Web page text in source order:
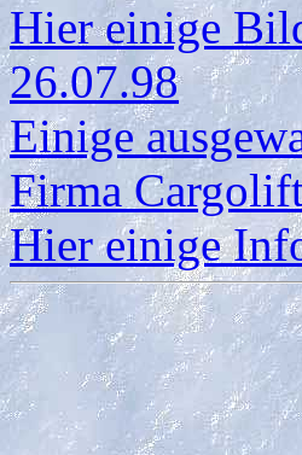
Hier einige
26.07.98
Einige
Firma
Hier einige